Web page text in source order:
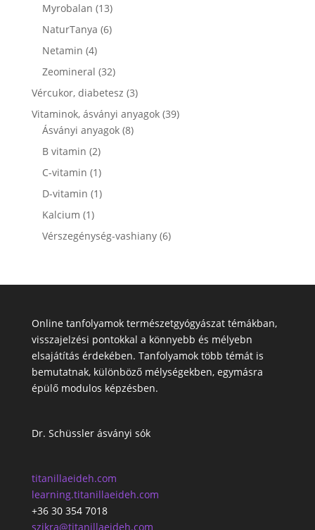
Myrobalan 1313
termék
NaturTanya 66
Netamin 44
termék
Zeomineral 3232
termék
Vércukor, diabetesz 33
termék
Vitaminok, ásványi anyagok 3939
Ásványi anyagok 88
B vitamin 22
termék
C-vitamin 11
termék
D-vitamin 11
Kalcium 11
termék
Vérszegénység-vashiany 66
Online tanfolyamok természetgyógyászat témákban,
visszajelzési pontokkal a könnyebb és mélyebn
elsajátítás érdekében. Tanfolyamok több témát is
bemutatnak, különböző mélységekben, egymásra
épülő modulos képzésben.
Dr. Schüssler ásványi sók
titanillaeideh.com
learning.titanillaeideh.com
+36 30 354 7018
szikra@titanillaeideh.com